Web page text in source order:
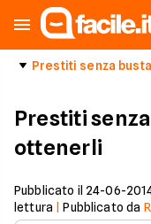
Prestiti senza
Prestiti
ottenerli
Pubblicato il 24-06-
lettura |Pubblicato da